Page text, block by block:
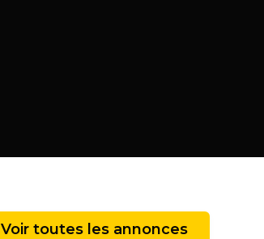
Voir toutes les annonces